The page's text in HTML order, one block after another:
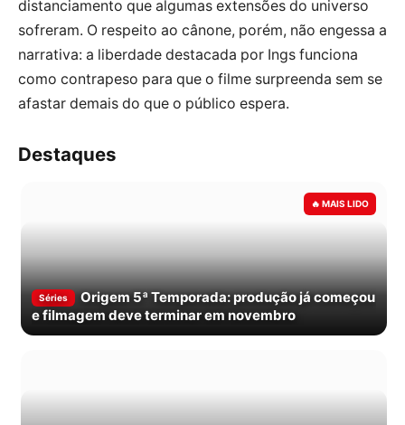
distanciamento que algumas extensões do universo
sofreram. O respeito ao cânone, porém, não engessa a
narrativa: a liberdade destacada por Ings funciona
como contrapeso para que o filme surpreenda sem se
afastar demais do que o público espera.
Destaques
Séries
Origem 5ª Temporada: produção já começou
e filmagem deve terminar em novembro